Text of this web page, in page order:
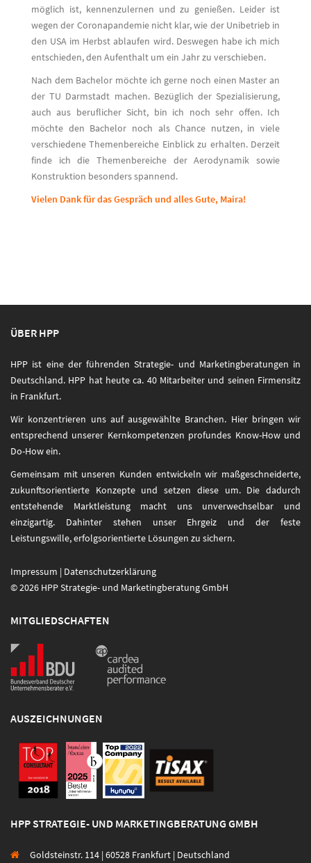
möglich ist, kennenzulernen und zu genießen. Leider ist
wegen der Coronapandemie nicht klar, wie der Unibetrieb in
den USA im Herbst ablaufen wird. Deswegen habe ich mich
entschieden, den Aufenthalt um ein Jahr zu verschieben.
Nach dem Bachelor möchte ich gerne noch einen Master an
der TU Darmstadt machen. Bezüglich der Spezialisierung,
auch aus beruflicher Sicht, bin ich noch sehr offen. Ich
möchte den Bachelor noch als Chance nutzen, in viele
verschiedene Themenbereiche Einblick zu erhalten. Derzeit
finde ich die Themenbereiche der Aerodynamik sowie
Konstruktion besonders spannend.
Vielen Dank für das Gespräch und alles Gute, Maira!
ÜBER HPP
HPP ist eine der führenden Strategie- und Marketingberatungen in
Deutschland. HPP hat heute ca. 40 Mitarbeiter und seinen Firmensitz
in Frankfurt.
Wir konzentrieren uns auf ausgewählte Branchen. Hier bringen wir
entsprechend unserer Kernkompetenzen profundes Know-How und
Do-How ein.
Gemeinsam mit unseren Kunden entwickeln wir maßgeschneiderte,
zukunftsorientierte Konzepte und setzen diese um. Die dadurch
entstehende Marktleistung macht uns unverwechselbar und
einzigartig. Dahinter stehen unser Ehrgeiz und der feste
Leistungswille, erfolgsorientierte Lösungen zu sichern.
Impressum | Datenschutzerklärung
© 2026 HPP Strategie- und Marketingberatung GmbH
MITGLIEDSCHAFTEN
AUSZEICHNUNGEN
HPP STRATEGIE- UND MARKETINGBERATUNG GMBH
Goldsteinstr. 114 | 60528 Frankfurt | Deutschland